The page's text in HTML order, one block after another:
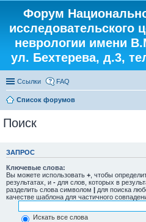
Форум
исследовательского
неврологии имени
ул. Бехтерева, д.3,
Ссылки FAQ
Список форумов
Поиск
ЗАПРОС
Ключевые слова:
Вы можете использовать + , чтобы
результатах, и - для слов, которых в
разделить слова символом | для поиска
качестве шаблона для частичного
Искать все слова